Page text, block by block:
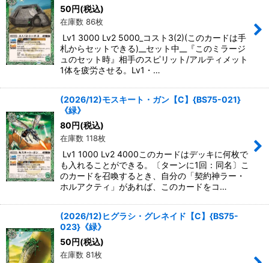
50 円(税込)
在庫数 86枚
Lv1 3000 Lv2 5000_コスト3(2)(このカードは手
札からセットできる)__セット中__『このミラージ
ュのセット時』相手のスピリット/アルティメット
1体を疲労させる。Lv1・…
(2026/12)モスキート・ガン【C】{BS75-021}
《緑》
80 円(税込)
在庫数 118枚
Lv1 1000 Lv2 4000このカードはデッキに何枚で
も入れることができる。〔ターンに1回：同名〕こ
のカードを召喚するとき、自分の「契約神ラー・
ホルアクティ」があれば、このカードをコ…
(2026/12)ヒグラシ・グレネイド【C】{BS75-
023}《緑》
50 円(税込)
在庫数 81枚